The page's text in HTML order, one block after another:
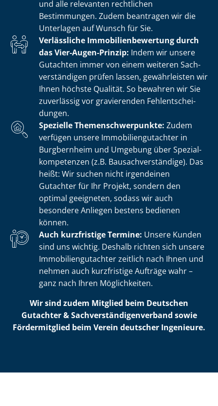
und alle relevanten rechtlichen
Bestimmungen. Zudem beantragen wir die
Unterlagen auf Wunsch für Sie.
Verlässliche Im­mo­bi­li­en­be­wer­tung durch
das Vier-Augen-Prinzip: Indem wir unsere
Gutachten immer von einem weiteren Sach­
ver­stän­di­gen prüfen lassen, gewährleisten wir
Ihnen höchste Qualität. So bewahren wir Sie
zuverlässig vor gravierenden Fehl­ent­schei­
dun­gen.
Spezielle The­men­schwer­punk­te: Zudem
verfügen unsere Im­mo­bi­li­en­gut­ach­ter in
Burgbernheim und Umgebung über Spe­zi­al­
kom­pe­ten­zen (z.B. Bau­sach­ver­stän­di­ge). Das
heißt: Wir suchen nicht irgendeinen
Gutachter für Ihr Projekt, sondern den
optimal geeigneten, sodass wir auch
besondere Anliegen bestens bedienen
können.
Auch kurzfristige Termine: Unsere Kunden
sind uns wichtig. Deshalb richten sich unsere
Im­mo­bi­li­en­gut­ach­ter zeitlich nach Ihnen und
nehmen auch kurzfristige Aufträge wahr –
ganz nach Ihren Möglichkeiten.
Wir sind zudem Mitglied beim Deutschen
Gutachter & Sach­ver­stän­di­gen­ver­band sowie
Fördermitglied beim Verein deutscher Ingenieure.